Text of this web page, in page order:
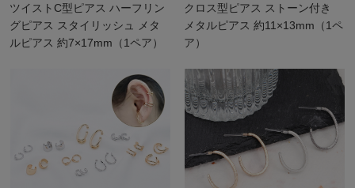
ツイストC型ピアス ハーフリン
グピアス スタイリッシュ メタ
ルピアス 約7×17mm（1ペア）
クロス型ピアス ストーン付き
メタルピアス 約11×13mm（1ペ
ア）